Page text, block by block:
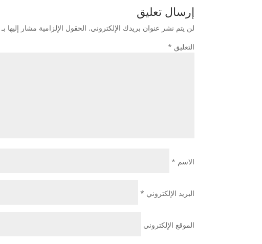
إرسال تعليق
لن يتم نشر عنوان بريدك الإلكتروني. الحقول الإلزامية مشار إليها بـ
التعليق *
الاسم *
البريد الإلكتروني *
الموقع الإلكتروني